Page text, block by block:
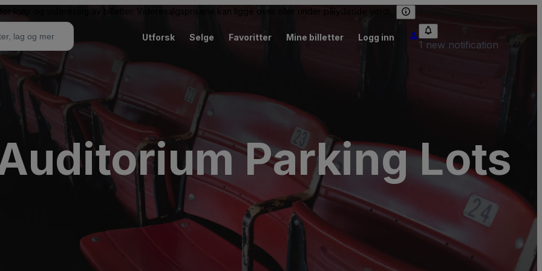
kjøp og videresalg av billetter. Videresalgsprisene kan ligge over eller under pålydende verdi.
Utforsk Selge Favoritter Mine billetter Logg inn
1 new notification
Parking Lots